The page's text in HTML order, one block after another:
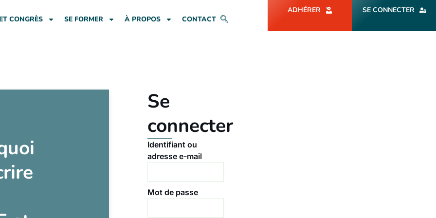
CONGRÈS SE FORMER À PROPOS CONTACT
ADHÉRER SE CONNECTER
Se
connecter
Identifiant ou
adresse e-mail
Mot de passe